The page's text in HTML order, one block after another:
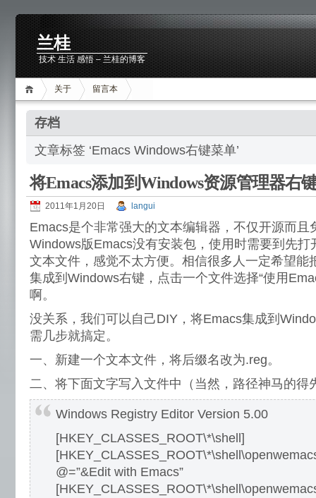
兰桂
技术 生活 感悟 – 兰桂的博客
关于 留言本
存档
文章标签 ‘Emacs Windows右键菜单’
将Emacs添加到Windows资源管理器右
2011年1月20日 langui
Emacs是个非常强大的文本编辑器，不仅开源而且
Windows版Emacs没有安装包，使用时需要到先打
文本文件，感觉不太方便。相信很多人一定希望能
集成到Windows右键，点击一个文件选择“使用
啊。
没关系，我们可以自己DIY，将Emacs集成到
需几步就搞定。
一、新建一个文本文件，将后缀名改为.reg。
二、将下面文字写入文件中（当然，路径神马的得
Windows Registry Editor Version 5.00
[HKEY_CLASSES_ROOT\*\shell]
@=”&Edit with Emacs”